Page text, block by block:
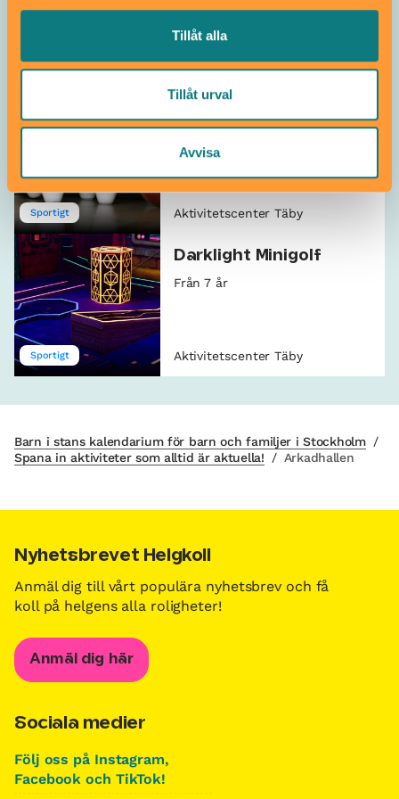
Tillåt alla
Tillåt urval
Avvisa
Allt som händer – Aktivitetscenter
Täby
Sportigt
Aktivitetscenter Täby
Från 7 år
Aktivitetscenter Täby
Sportigt
Darklight Minigolf
Från 7 år
Aktivitetscenter Täby
Barn i stans kalendarium för barn och familjer i Stockholm /
Spana in aktiviteter som alltid är aktuella!
/ Arkadhallen
Nyhetsbrevet Helgkoll
Anmäl dig till vårt populära nyhetsbrev och få
koll på helgens alla roligheter!
Anmäl dig här
Sociala medier
Följ oss på Instagram,
Facebook och TikTok!